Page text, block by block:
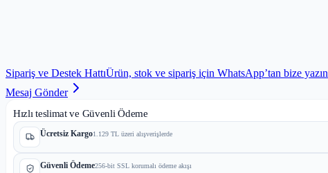
Sipariş ve Destek HattıÜrün, stok ve sipariş için WhatsApp’tan bize yazın
Mesaj Gönder
Hızlı teslimat ve Güvenli Ödeme
Ücretsiz Kargo1.129 TL üzeri alışverişlerde
Güvenli Ödeme256-bit SSL korumalı ödeme akışı